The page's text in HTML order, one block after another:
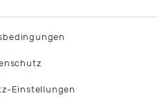
Einstellungen